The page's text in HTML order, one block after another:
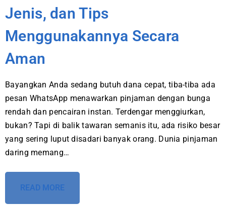
Jenis, dan Tips
Menggunakannya Secara
Aman
Bayangkan Anda sedang butuh dana cepat, tiba-tiba ada
pesan WhatsApp menawarkan pinjaman dengan bunga
rendah dan pencairan instan. Terdengar menggiurkan,
bukan? Tapi di balik tawaran semanis itu, ada risiko besar
yang sering luput disadari banyak orang. Dunia pinjaman
daring memang…
READ MORE